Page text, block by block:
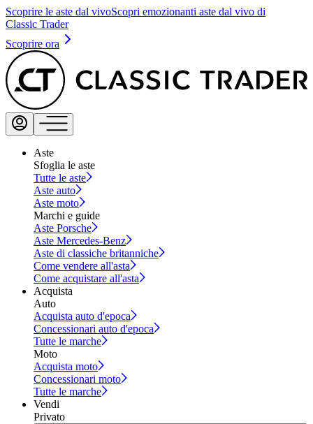
Scoprire le aste dal vivoScopri emozionanti aste dal vivo di
Classic Trader
Scoprire ora
Aste
Sfoglia le aste
Tutte le aste
Aste auto
Aste moto
Marchi e guide
Aste Porsche
Aste Mercedes-Benz
Aste di classiche britanniche
Come vendere all'asta
Come acquistare all'asta
Acquista
Auto
Acquista auto d'epoca
Concessionari auto d'epoca
Tutte le marche
Moto
Acquista moto
Concessionari moto
Tutte le marche
Vendi
Privato